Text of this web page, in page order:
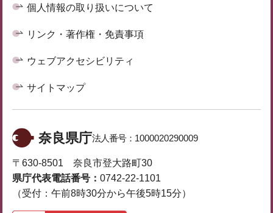
個人情報の取り扱いについて
リンク・著作権・免責事項
ウェブアクセシビリティ
サイトマップ
奈良県庁法人番号： 1000020290009
〒630-8501 奈良市登大路町30
県庁代表電話番号： 0742-22-1101
（受付：午前8時30分から午後5時15分）